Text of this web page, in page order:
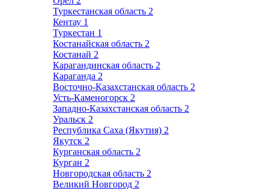
Туркестанская область 2
Кентау 1
Туркестан 1
Костанайская область 2
Костанай 2
Карагандинская область 2
Караганда 2
Восточно-Казахстанская область 2
Усть-Каменогорск 2
Западно-Казахстанская область 2
Уральск 2
Республика Саха (Якутия) 2
Якутск 2
Курганская область 2
Курган 2
Новгородская область 2
Великий Новгород 2